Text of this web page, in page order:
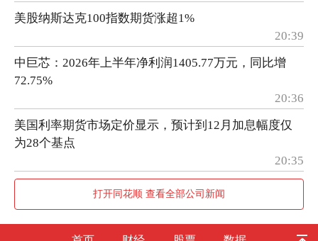
美股纳斯达克100指数期货涨超1%
20:39
中巨芯：2026年上半年净利润1405.77万元，同比增
72.75%
20:36
美国利率期货市场定价显示，预计到12月加息幅度仅
为28个基点
20:35
打开同花顺 查看全部公司新闻